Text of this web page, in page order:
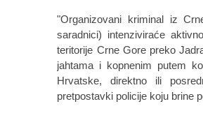
"Organizovani kriminal iz
saradnici) intenziviraće
teritorije Crne Gore preko
jahtama i kopnenim putem
Hrvatske, direktno ili
pretpostavki policije koju brine